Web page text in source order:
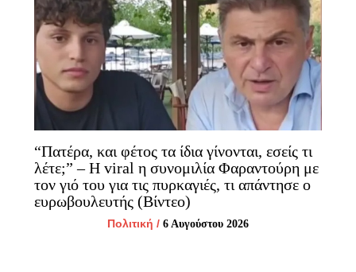
“Πατέρα, και φέτος τα ίδια γίνονται, εσείς τι
λέτε;” – H viral η συνομιλία Φαραντούρη με
τον γιό του για τις πυρκαγιές, τι απάντησε ο
ευρωβουλευτής (Βίντεο)
Πολιτική / 6 Αυγούστου 2026